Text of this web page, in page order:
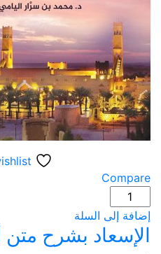
Compare
كمية
الإسعاد
بشرح
متن
إضافة إلى السلة
الإسعاد بشرح متن